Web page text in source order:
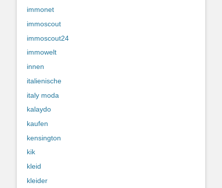
immonet
immoscout
immoscout24
immowelt
innen
italienische
italy moda
kalaydo
kaufen
kensington
kik
kleid
kleider